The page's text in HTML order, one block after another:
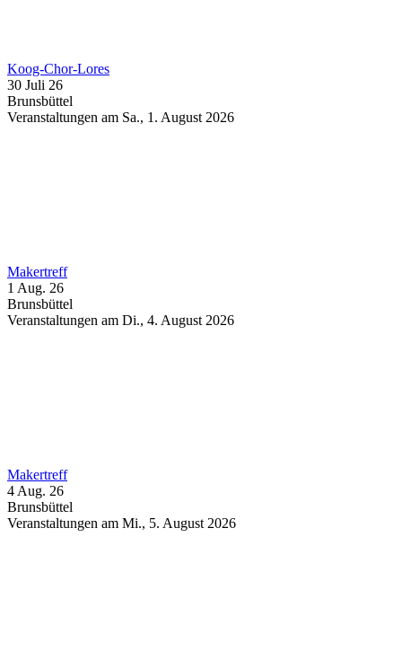
Koog-Chor-Lores
30 Juli 26
Brunsbüttel
Veranstaltungen am Sa., 1. August 2026
Makertreff
1 Aug. 26
Brunsbüttel
Veranstaltungen am Di., 4. August 2026
Makertreff
4 Aug. 26
Brunsbüttel
Veranstaltungen am Mi., 5. August 2026